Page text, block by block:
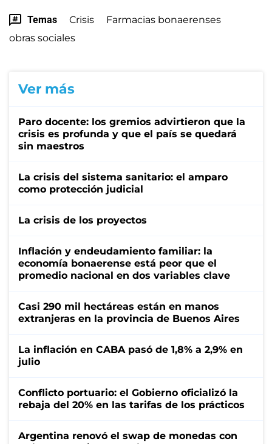
Temas Crisis
Farmacias bonaerenses
obras sociales
Ver más
Paro docente: los gremios advirtieron que la
crisis es profunda y que el país se quedará
sin maestros
La crisis del sistema sanitario: el amparo
como protección judicial
La crisis de los proyectos
Inflación y endeudamiento familiar: la
economía bonaerense está peor que el
promedio nacional en dos variables clave
Casi 290 mil hectáreas están en manos
extranjeras en la provincia de Buenos Aires
La inflación en CABA pasó de 1,8% a 2,9% en
julio
Conflicto portuario: el Gobierno oficializó la
rebaja del 20% en las tarifas de los prácticos
Argentina renovó el swap de monedas con